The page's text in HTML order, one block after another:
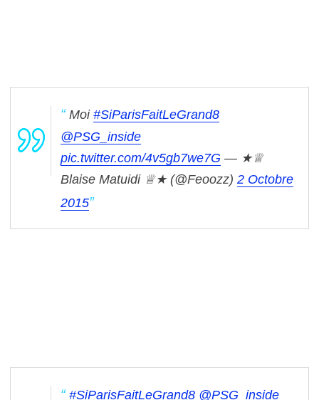
Moi #SiParisFaitLeGrand8
@PSG_inside
pic.twitter.com/4v5gb7we7G — ★♕
Blaise Matuidi ♕★ (@Feoozz) 2 Octobre
2015
#SiParisFaitLeGrand8 @PSG_inside